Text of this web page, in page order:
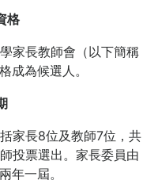
格
長教師會（以下簡稱
成為候選人。
長8位及教師7位，共
投票選出。家長委員由
年一屆。